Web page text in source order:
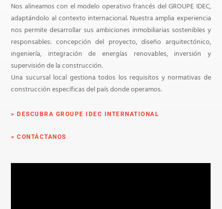
Nos alineamos con el modelo operativo francés del GROUPE IDEC,
adaptándolo al contexto internacional. Nuestra amplia experiencia
nos permite desarrollar sus ambiciones inmobiliarias sostenibles y
responsables: concepción del proyecto, diseño arquitectónico,
ingeniería, integración de energías renovables, inversión y
supervisión de la construcción.
Una sucursal local gestiona todos los requisitos y normativas de
construcción específicas del país donde operamos.
> DESCUBRA GROUPE IDEC INTERNATIONAL
> CONTÁCTANOS